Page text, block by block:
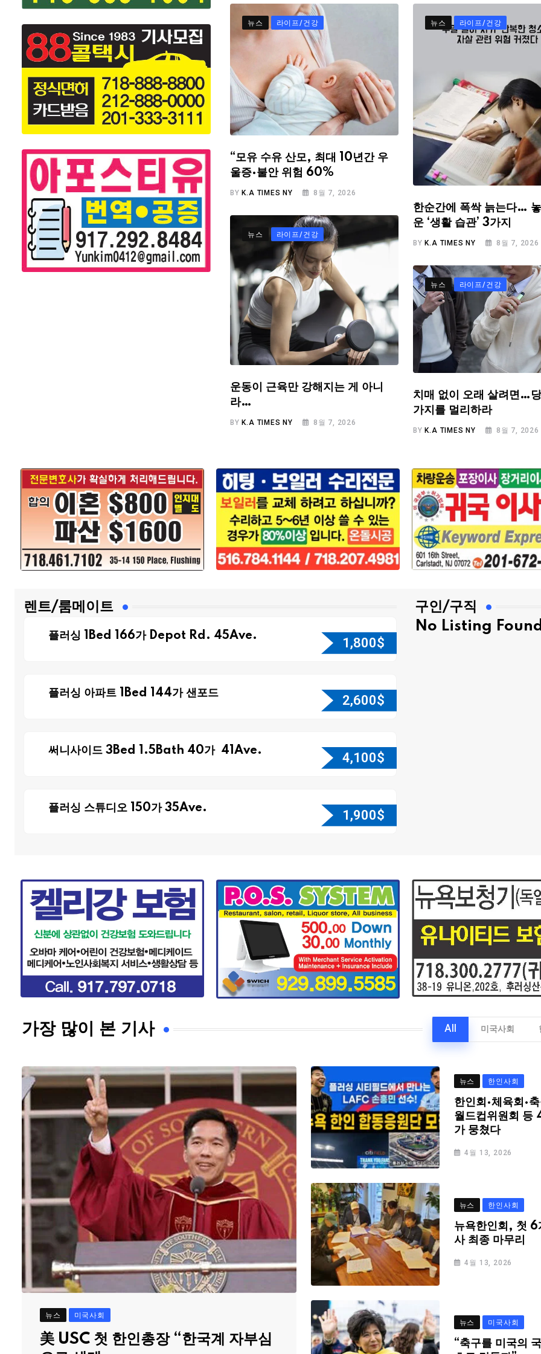
뉴스 라이프/건강
“모유 수유 산모, 최대 10년간 우
울증·불안 위험 60%
BYK.A TIMES NY 8월 7, 2026
뉴스 라이프/건강
한순간에 폭싹 늙는다…
운 ‘생활 습관’ 3가지
BY K.A TIMES NY 8월 7, 2026
뉴스 라이프/건강
운동이 근육만 강해지는 게 아니
라…
BY K.A TIMES NY 8월 7, 2026
뉴스 라이프/건강
치매 없이 오래 살려면…
가지를 멀리하라
BYK.A TIMES NY 8월 7, 2026
렌트/룸메이트
플러싱 1Bed 166가 Depot Rd. 45Ave. 1,800$
플러싱 아파트 1Bed 144가 샌포드 2,600$
써니사이드 3Bed 1.5Bath 40가 41Ave. 4,100$
플러싱 스튜디오 150가 35Ave. 1,900$
구인/구직
No Listing
가장 많이 본 기사 All 미국사회
뉴스 미국사회
美 USC 첫 한인총장 “한국계 자부심
뉴스 한인사회
한인회·체육회·
월드컵위원회 등
가 뭉쳤다
4월 13, 2026
뉴스 한인사회
뉴욕한인회, 첫 6
사 최종 마무리
4월 13, 2026
뉴스 미국사회
“축구를 미국의